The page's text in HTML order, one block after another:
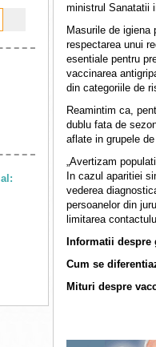
ministrul Sanatatii
Masurile de igiena
respectarea unui
esentiale pentru
vaccinarea
din categoriile de
Reamintim ca,
dublu fata de
aflate in grupele
„Avertizam
In cazul aparitiei
vederea
persoanelor din
limitarea
Informatii despre
Cum se
Mituri despre